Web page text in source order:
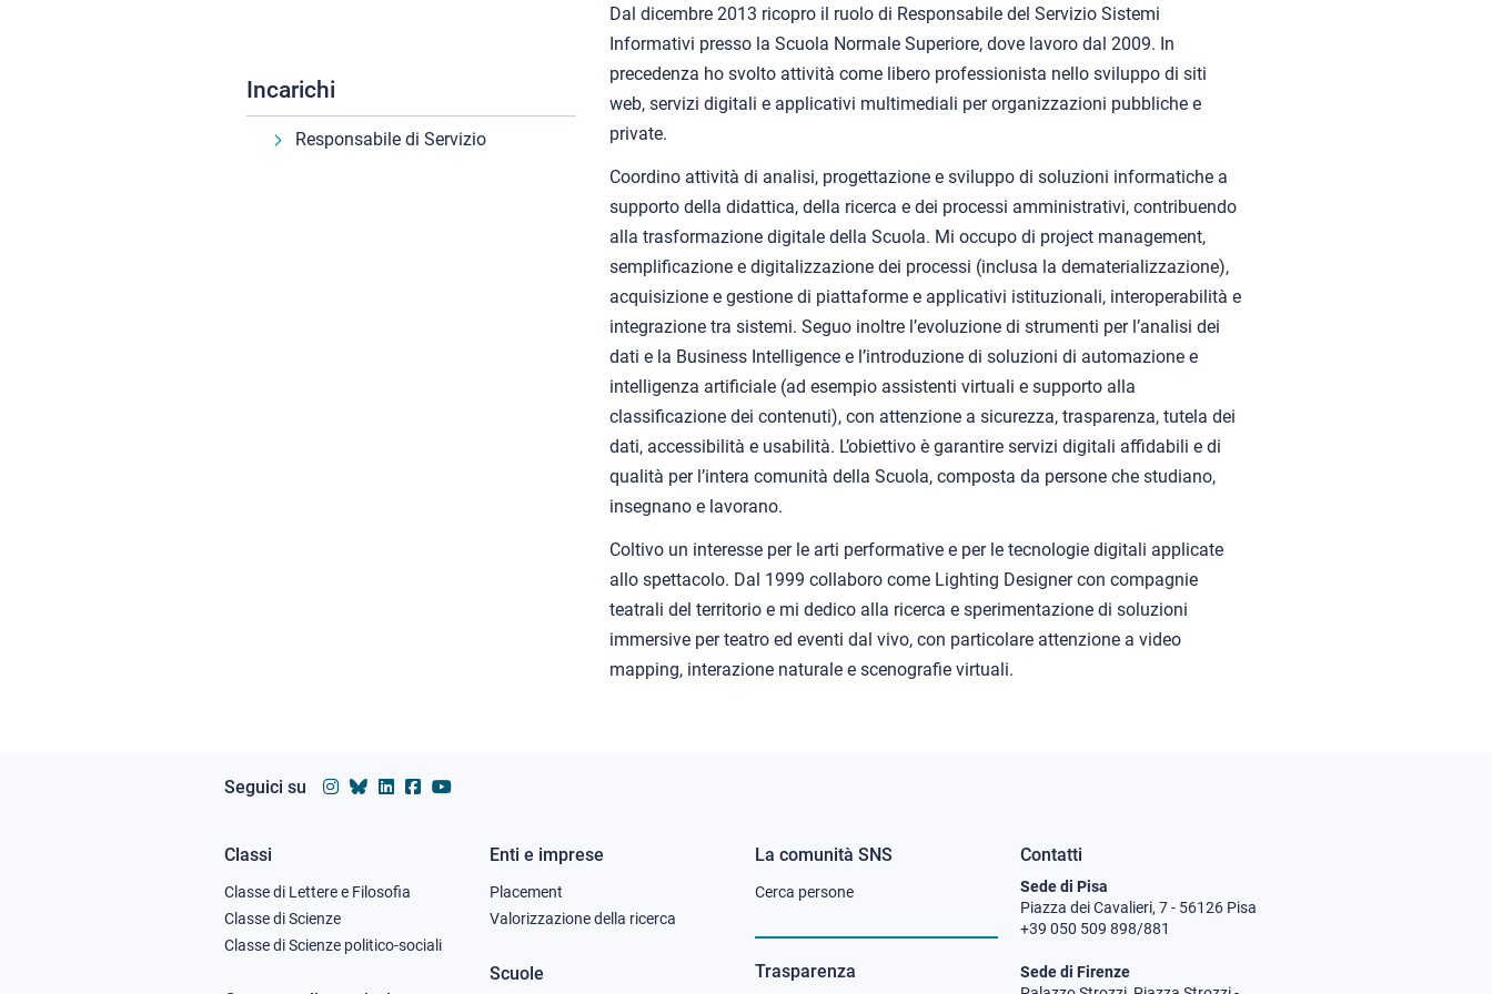
Incarichi
Responsabile di Servizio
Dal dicembre 2013 ricopro il ruolo di Responsabile del Servizio Sistemi
Informativi presso la Scuola Normale Superiore, dove lavoro dal 2009. In
precedenza ho svolto attività come libero professionista nello sviluppo di siti
web, servizi digitali e applicativi multimediali per organizzazioni pubbliche e
private.
Coordino attività di analisi, progettazione e sviluppo di soluzioni informatiche a
supporto della didattica, della ricerca e dei processi amministrativi, contribuendo
alla trasformazione digitale della Scuola. Mi occupo di project management,
semplificazione e digitalizzazione dei processi (inclusa la dematerializzazione),
acquisizione e gestione di piattaforme e applicativi istituzionali, interoperabilità e
integrazione tra sistemi. Seguo inoltre l’evoluzione di strumenti per l’analisi dei
dati e la Business Intelligence e l’introduzione di soluzioni di automazione e
intelligenza artificiale (ad esempio assistenti virtuali e supporto alla
classificazione dei contenuti), con attenzione a sicurezza, trasparenza, tutela dei
dati, accessibilità e usabilità. L’obiettivo è garantire servizi digitali affidabili e di
qualità per l’intera comunità della Scuola, composta da persone che studiano,
insegnano e lavorano.
Coltivo un interesse per le arti performative e per le tecnologie digitali applicate
allo spettacolo. Dal 1999 collaboro come Lighting Designer con compagnie
teatrali del territorio e mi dedico alla ricerca e sperimentazione di soluzioni
immersive per teatro ed eventi dal vivo, con particolare attenzione a video
mapping, interazione naturale e scenografie virtuali.
Seguici su
Footer
column
Classi
Classe di Lettere e Filosofia
Classe di Scienze
Classe di Scienze politico-sociali
Footer
column
2
Enti e imprese
Placement
Valorizzazione della ricerca
Scuole
Footer
column
3
La comunità SNS
Cerca persone
Trasparenza
Contatti
Sede di Pisa
Piazza dei Cavalieri, 7 - 56126 Pisa
+39 050 509 898/881
Sede di Firenze